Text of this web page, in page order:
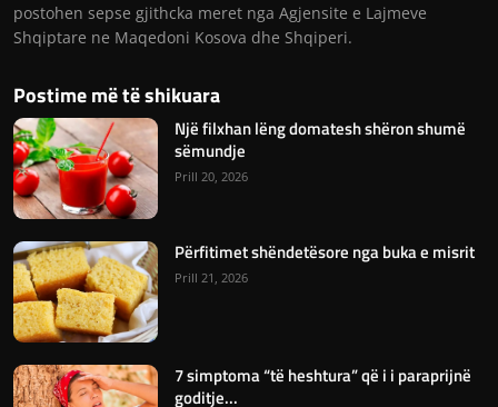
postohen sepse gjithcka meret nga Agjensite e Lajmeve
Shqiptare ne Maqedoni Kosova dhe Shqiperi.
Postime më të shikuara
Një filxhan lëng domatesh shëron shumë
sëmundje
Prill 20, 2026
Përfitimet shëndetësore nga buka e misrit
Prill 21, 2026
7 simptoma “të heshtura” që i i paraprijnë
goditje...